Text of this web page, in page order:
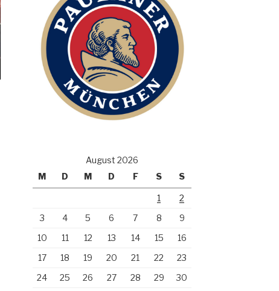
August 2026
M
D M D F S S
1
2
3
4 5 6 7 8
9
10
11 12 13 14 15
16
17
18 19 20 21 22
23
24
25 26 27 28 29
30